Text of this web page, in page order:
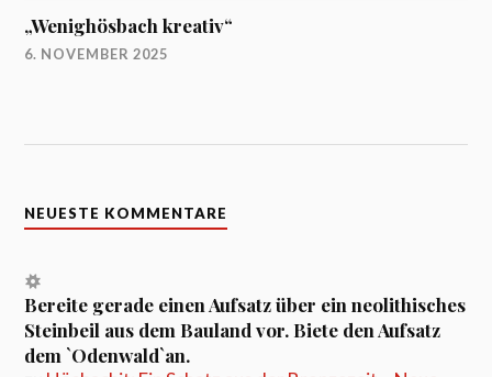
„Wenighösbach kreativ“
6. NOVEMBER 2025
NEUESTE KOMMENTARE
Bereite gerade einen Aufsatz über ein neolithisches
Steinbeil aus dem Bauland vor. Biete den Aufsatz
dem `Odenwald`an.